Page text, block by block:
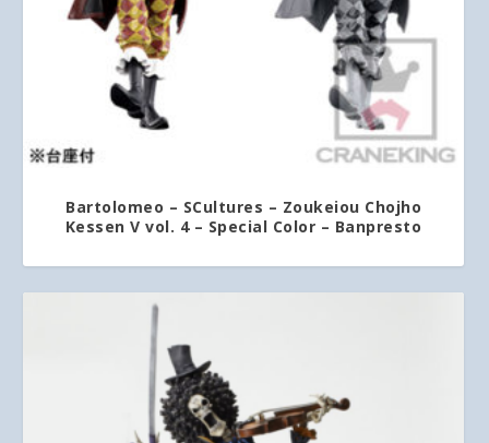
Bartolomeo – SCultures – Zoukeiou Chojho
Kessen V vol. 4 – Special Color – Banpresto